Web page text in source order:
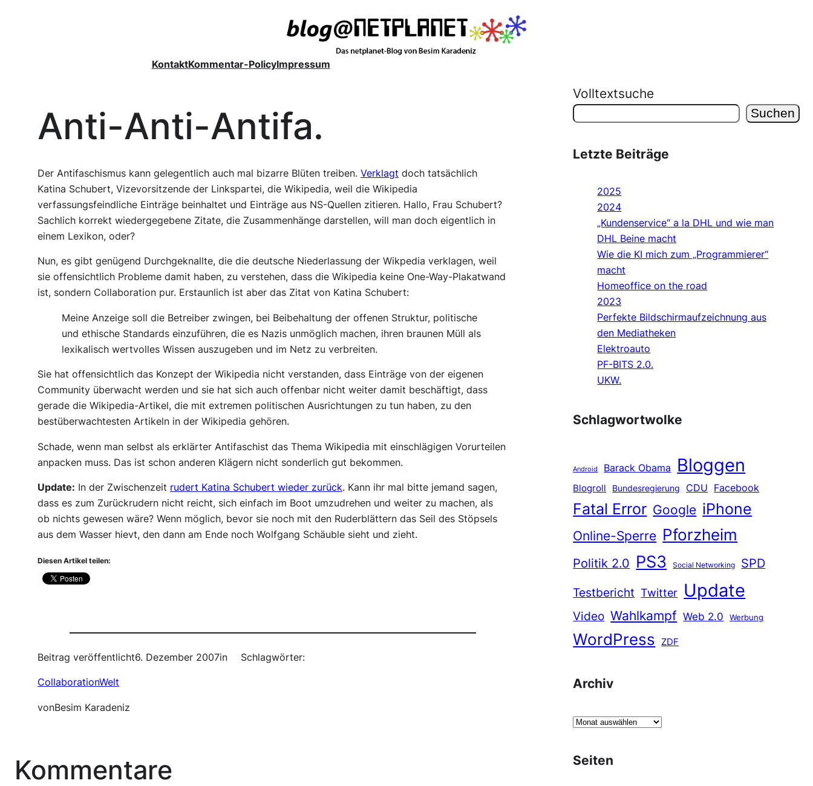
KontaktKommentar-PolicyImpressum
Anti-Anti-Antifa.
Der Antifaschismus kann gelegentlich auch mal bizarre Blüten treiben.Verklagt doch tatsächlich
Katina Schubert, Vizevorsitzende der Linkspartei, die Wikipedia, weil die Wikipedia
verfassungsfeindliche Einträge beinhaltet und Einträge aus NS-Quellen zitieren. Hallo, Frau Schubert?
Sachlich korrekt wiedergegebene Zitate, die Zusammenhänge darstellen, will man doch eigentlich in
einem Lexikon, oder?
Nun, es gibt genügend Durchgeknallte, die die deutsche Niederlassung der Wikpedia verklagen, weil
sie offensichtlich Probleme damit haben, zu verstehen, dass die Wikipedia keine One-Way-Plakatwand
ist, sondern Collaboration pur. Erstaunlich ist aber das Zitat von Katina Schubert:
Meine Anzeige soll die Betreiber zwingen, bei Beibehaltung der offenen Struktur, politische
und ethische Standards einzuführen, die es Nazis unmöglich machen, ihren braunen Müll als
lexikalisch wertvolles Wissen auszugeben und im Netz zu verbreiten.
Sie hat offensichtlich das Konzept der Wikipedia nicht verstanden, dass Einträge von der eigenen
Community überwacht werden und sie hat sich auch offenbar nicht weiter damit beschäftigt, dass
gerade die Wikipedia-Artikel, die mit extremen politischen Ausrichtungen zu tun haben, zu den
bestüberwachtesten Artikeln in der Wikipedia gehören.
Schade, wenn man selbst als erklärter Antifaschist das Thema Wikipedia mit einschlägigen Vorurteilen
anpacken muss. Das ist schon anderen Klägern nicht sonderlich gut bekommen.
Update: In der Zwischenzeit rudert Katina Schubert wieder zurück. Kann ihr mal bitte jemand sagen,
dass es zum Zurückrudern nicht reicht, sich einfach im Boot umzudrehen und weiter zu machen, als
ob nichts gewesen wäre? Wenn möglich, bevor sie noch mit den Ruderblättern das Seil des Stöpsels
aus dem Wasser hievt, den dann am Ende noch Wolfgang Schäuble sieht und zieht.
Diesen Artikel teilen:
Beitrag veröffentlicht6. Dezember 2007in
CollaborationWelt
vonBesim Karadeniz
Schlagwörter:
Kommentare
Volltextsuche
Suchen
Letzte Beiträge
2025
2024
„Kundenservice“ a la DHL und wie man
DHL Beine macht
Wie die KI mich zum „Programmierer“
macht
Homeoffice on the road
2023
Perfekte Bildschirmaufzeichnung aus
den Mediatheken
Elektroauto
PF-BITS 2.0.
UKW.
Schlagwortwolke
Android Barack Obama Bloggen
Blogroll Bundesregierung CDU Facebook
Fatal Error Google iPhone
Online-Sperre Pforzheim
Politik 2.0 PS3 Social Networking
SPD
Testbericht Twitter Update
Video Wahlkampf Web 2.0 Werbung
WordPress ZDF
Archiv
A
h
Seiten